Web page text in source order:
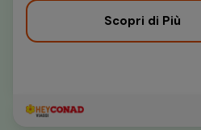
Scopri di Più